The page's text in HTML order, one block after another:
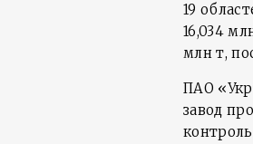
19
16,034
млн т,
ПАО
завод